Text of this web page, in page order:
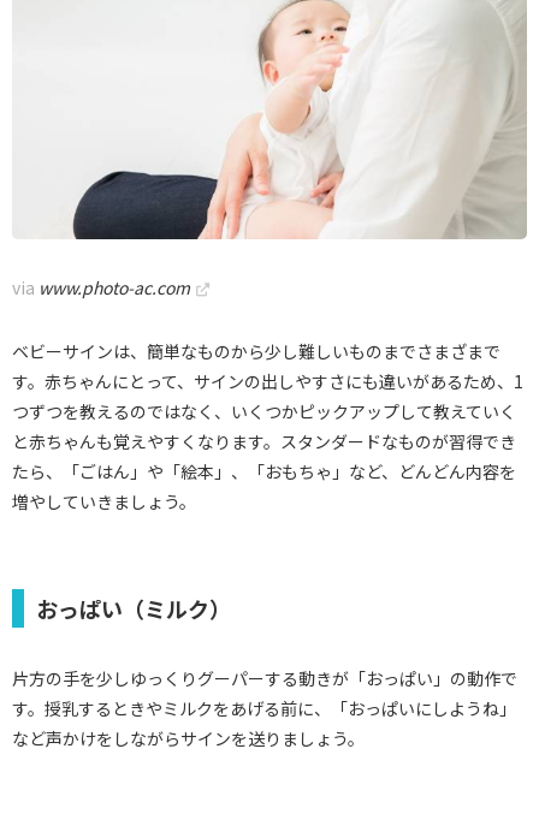
via www.photo-ac.com
ベビーサインは、簡単なものから少し難しいものまでさまざまで
す。赤ちゃんにとって、サインの出しやすさにも違いがあるため、1
つずつを教えるのではなく、いくつかピックアップして教えていく
と赤ちゃんも覚えやすくなります。スタンダードなものが習得でき
たら、「ごはん」や「絵本」、「おもちゃ」など、どんどん内容を
増やしていきましょう。
おっぱい（ミルク）
片方の手を少しゆっくりグーパーする動きが「おっぱい」の動作で
す。授乳するときやミルクをあげる前に、「おっぱいにしようね」
など声かけをしながらサインを送りましょう。